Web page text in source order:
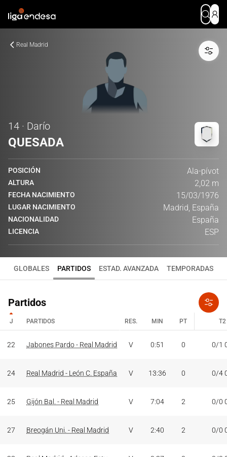
Real Madrid
14 · Darío
QUESADA
POSICIÓN Ala-pívot
ALTURA 2,02 m
FECHA NACIMIENTO 15/03/1976
LUGAR NACIMIENTO Madrid, España
NACIONALIDAD España
LICENCIA ESP
GLOBALES PARTIDOS ESTAD. AVANZADA TEMPORADAS
Partidos
J PARTIDOS RES. MIN PT T2
22 Jabones Pardo - Real Madrid V 0:51 0 0/1
24 Real Madrid - León C. España V 13:36 0 0/4
25 Gijón Bal. - Real Madrid V 7:04 2 0/0
27 Breogán Uni. - Real Madrid V 2:40 2 0/0